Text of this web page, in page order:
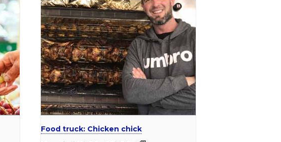
Food truck: Chicken chick